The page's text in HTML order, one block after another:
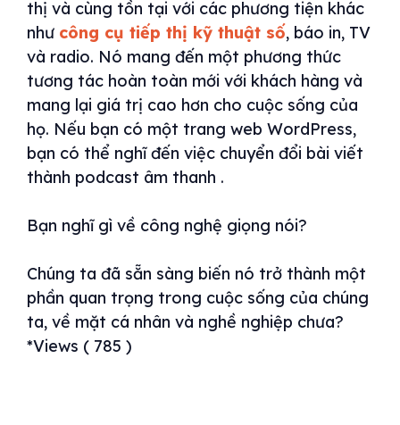
thị và cùng tồn tại với các phương tiện khác
như công cụ tiếp thị kỹ thuật số, báo in, TV
và radio. Nó mang đến một phương thức
tương tác hoàn toàn mới với khách hàng và
mang lại giá trị cao hơn cho cuộc sống của
họ. Nếu bạn có một trang web WordPress,
bạn có thể nghĩ đến việc chuyển đổi bài viết
thành podcast âm thanh .
Bạn nghĩ gì về công nghệ giọng nói?
Chúng ta đã sẵn sàng biến nó trở thành một
phần quan trọng trong cuộc sống của chúng
ta, về mặt cá nhân và nghề nghiệp chưa?
*Views ( 785 )